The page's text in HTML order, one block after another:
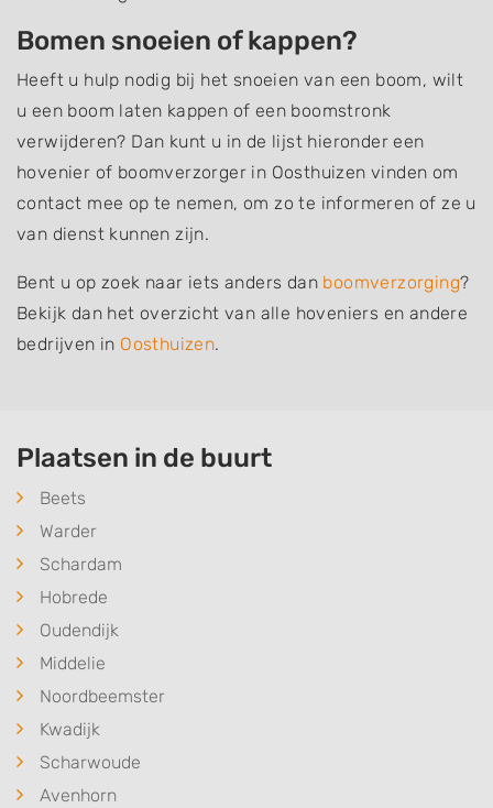
Bomen snoeien of kappen?
Heeft u hulp nodig bij het snoeien van een boom, wilt
u een boom laten kappen of een boomstronk
verwijderen? Dan kunt u in de lijst hieronder een
hovenier of boomverzorger in Oosthuizen vinden om
contact mee op te nemen, om zo te informeren of ze u
van dienst kunnen zijn.
Bent u op zoek naar iets anders dan boomverzorging?
Bekijk dan het overzicht van alle hoveniers en andere
bedrijven in Oosthuizen.
Plaatsen in de buurt
Beets
Warder
Schardam
Hobrede
Oudendijk
Middelie
Noordbeemster
Kwadijk
Scharwoude
Avenhorn